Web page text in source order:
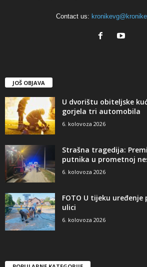
Contact us:
JOŠ OBJAVA
U dvorištu obiteljske
gorjela tri automobila
6. kolovoza 2026
Strašna tragedija:
putnika u prometnoj
6. kolovoza 2026
FOTO U tijeku uređenje
ulici
6. kolovoza 2026